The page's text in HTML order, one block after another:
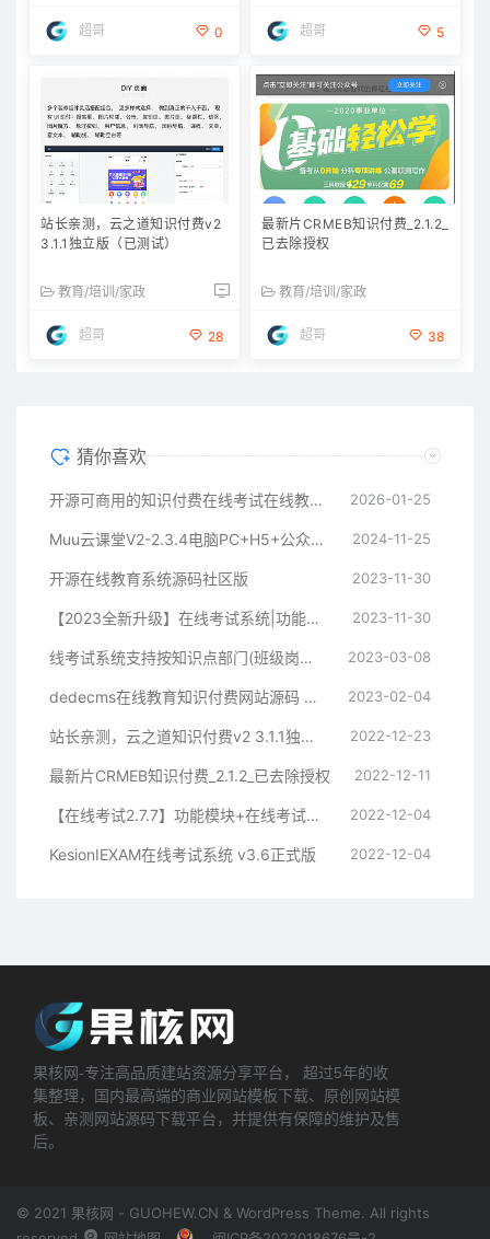
超哥 0 超哥 5
站长亲测，云之道知识付费v2
3.1.1独立版（已测试）
教育/培训/家政
超哥 28
最新片CRMEB知识付费_2.1.2_
已去除授权
教育/培训/家政
超哥 38
猜你喜欢
开源可商用的知识付费在线考试在线教学源码 2026-01-25
Muu云课堂V2-2.3.4电脑PC+H5+公众号+小程序端全插件知识付费PHP+Mysql源码 2024-11-25
开源在线教育系统源码社区版 2023-11-30
【2023全新升级】在线考试系统|功能强大|PC端+手机端 2023-11-30
线考试系统支持按知识点部门(班级岗位等考后统计排名分析源码免费下载 2023-03-08
dedecms在线教育知识付费网站源码 织梦模板带手机端集成支付功能评论 2023-02-04
站长亲测，云之道知识付费v2 3.1.1独立版（已测试） 2022-12-23
最新片CRMEB知识付费_2.1.2_已去除授权 2022-12-11
【在线考试2.7.7】功能模块+在线考试系统+自主设置试题+智能评卷+在线校对答案 2022-12-04
KesionIEXAM在线考试系统 v3.6正式版 2022-12-04
果核网-专注高品质建站资源分享平台， 超过5年的收
集整理，国内最高端的商业网站模板下载、原创网站模
板、亲测网站源码下载平台，并提供有保障的维护及售
后。
© 2021 果核网 - GUOHEW.CN & WordPress Theme. All rights